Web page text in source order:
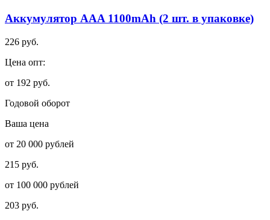
Аккумулятор АAA 1100mAh (2 шт. в упаковке)
226 руб.
Цена опт:
от 192 руб.
Годовой оборот
Ваша цена
от 20 000 рублей
215 руб.
от 100 000 рублей
203 руб.